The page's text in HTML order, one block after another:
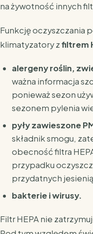
na żywotność innych
Funkcję oczyszczania
klimatyzatory zfiltrem
alergeny roślin,
ważna informacja
ponieważ sezon
sezonem pylenia
pyły zawieszone
składnik smogu,
obecność filtra
przypadku
przydatnych
bakterie i wirusy.
Filtr HEPA nie